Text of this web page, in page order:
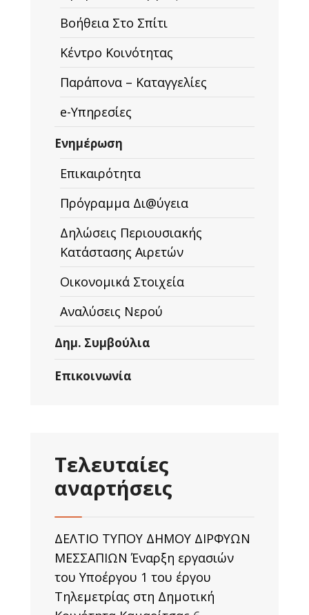
Βοήθεια Στο Σπίτι
Κέντρο Κοινότητας
Παράπονα – Καταγγελίες
e-Υπηρεσίες
Ενημέρωση
Επικαιρότητα
Πρόγραμμα Δι@ύγεια
Δηλώσεις Περιουσιακής
Κατάστασης Αιρετών
Οικονομικά Στοιχεία
Αναλύσεις Νερού
Δημ. Συμβούλια
Επικοινωνία
Τελευταίες
αναρτήσεις
ΔΕΛΤΙΟ ΤΥΠΟΥ ΔΗΜΟΥ ΔΙΡΦΥΩΝ
ΜΕΣΣΑΠΙΩΝ Έναρξη εργασιών
του Υποέργου 1 του έργου
Τηλεμετρίας στη Δημοτική